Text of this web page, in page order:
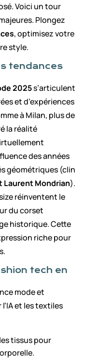
Voici un tour
Plongez
, optimisez votre
style.
tendances
2025s’articulent
et d’expériences
à Milan, plus de
la réalité
des années
géométriques (clin
Laurent Mondrian).
réinventent le
du corset
historique. Cette
riche pour
tech en
mode et
et les textiles
tissus pour